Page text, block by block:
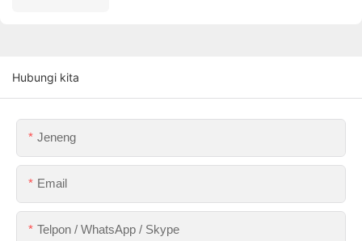
Hubungi kita
Jeneng
Email
Telpon / WhatsApp / Skype